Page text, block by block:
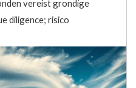
vereist grondige
diligence; risico